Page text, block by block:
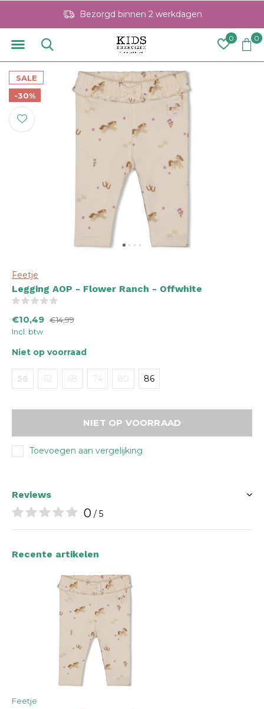
0 0
Bezorgd binnen 2 werkdagen
SALE
-30%
Feetje
Legging AOP - Flower Ranch - Offwhite
€10,49 €14,99
Incl. btw
Niet op voorraad
56 62 68 74 80 86
NIET OP VOORRAAD
Toevoegen aan vergelijking
Reviews
0 / 5
Recente artikelen
Feetje